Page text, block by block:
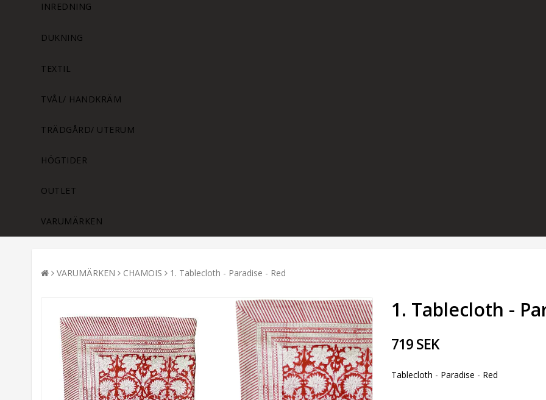
INREDNING
DUKNING
TEXTIL
TVÅL/ HANDKRÄM
TRÄDGÅRD/ UTERUM
HÖGTIDER
OUTLET
VARUMÄRKEN
VARUMÄRKEN CHAMOIS 1. Tablecloth - Paradise - Red
1. Tablecloth -
719 SEK
Tablecloth - Paradise - Red